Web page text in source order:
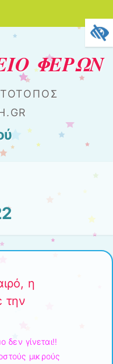
ΦΕΡΩΝ
η
την
δεν γίνεται!!
μικρούς